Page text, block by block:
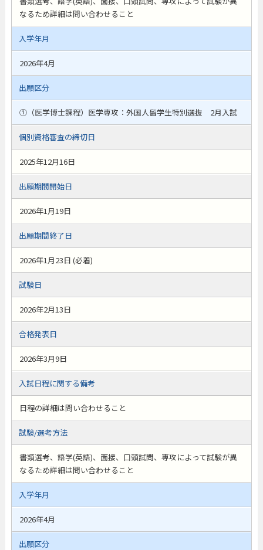
なるため詳細は問い合わせること
入学年月
2026年4月
出願区分
①（医学博士課程）医学専攻：外国人留学生特別選抜 2月入試
個別資格審査の締切日
2025年12月16日
出願期間開始日
2026年1月19日
出願期間終了日
2026年1月23日 (必着)
試験日
2026年2月13日
合格発表日
2026年3月9日
入試日程に関する備考
日程の詳細は問い合わせること
試験/選考方法
書類選考、語学(英語)、面接、口頭試問、専攻によって試験が異
なるため詳細は問い合わせること
入学年月
2026年4月
出願区分